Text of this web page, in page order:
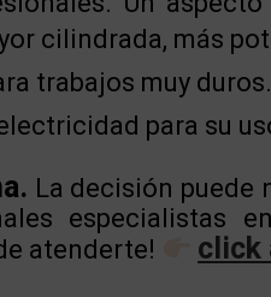
cilindrada, más
trabajos muy duros.
para su
La decisión puede
especialistas
atenderte!
click